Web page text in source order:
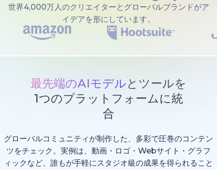
世界4,000万人のクリエイターとグローバルブランドがア
イデアを形にしています。
最先端のAIモデルとツールを
1つのプラットフォームに統
合
グローバルコミュニティが制作した、多彩で圧巻のコンテン
ツをチェック。実例は、動画・ロゴ・Webサイト・グラフ
ィックなど、誰もが手軽にスタジオ級の成果を得られること